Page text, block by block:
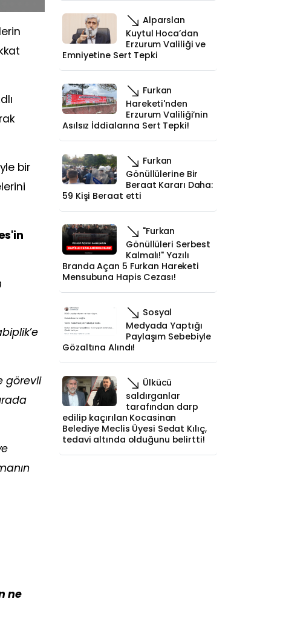
bir
görevli
ne
Alparslan
Kuytul Hoca’dan
Erzurum Valiliği ve
Emniyetine Sert Tepki
Furkan
Hareketi'nden
Erzurum Valiliği’nin
Asılsız İddialarına Sert Tepki!
Furkan
Gönüllülerine Bir
Beraat Kararı Daha:
59 Kişi Beraat etti
"Furkan
Gönüllüleri Serbest
Kalmalı!" Yazılı
Branda Açan 5 Furkan Hareketi
Mensubuna Hapis Cezası!
Sosyal
Medyada Yaptığı
Paylaşım Sebebiyle
Gözaltına Alındı!
Ülkücü
saldırganlar
tarafından darp
edilip kaçırılan Kocasinan
Belediye Meclis Üyesi Sedat Kılıç,
tedavi altında olduğunu belirtti!